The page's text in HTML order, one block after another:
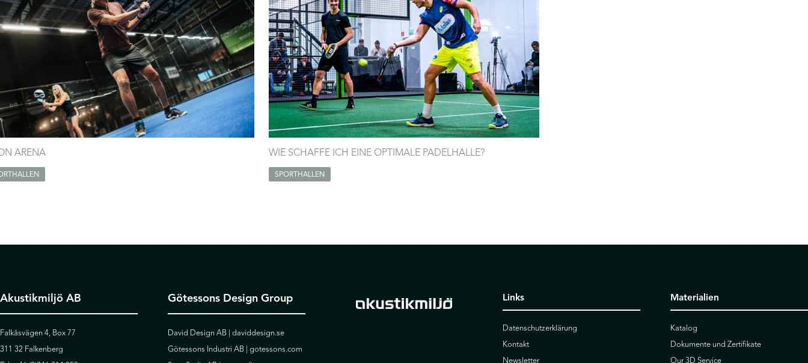
ARENA WIE SCHAFFE ICH EINE OPTIMALE PADELHALLE?
SPORTHALLEN
Akustikmiljö AB
Falkåsvägen 4, Box 77
311 32 Falkenberg
Götessons Design Group
David Design AB | daviddesign.se
Götessons Industri AB | gotessons.com
Links
Datenschutzerklärung
Kontakt
Newsletter
Materialien
Katalog
Dokumente und Zertifikate
Our 3D Service